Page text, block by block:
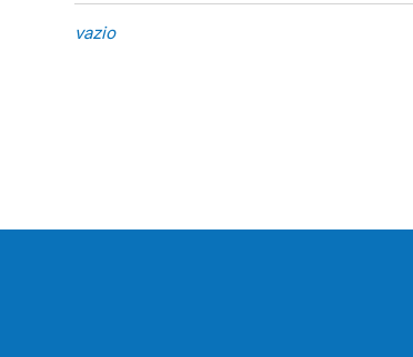
vazio